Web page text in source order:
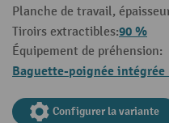
Planche de travail,
Tiroirs extractibles:90 %
Équipement de préhension:
Baguette-poignée
Configurer la variante